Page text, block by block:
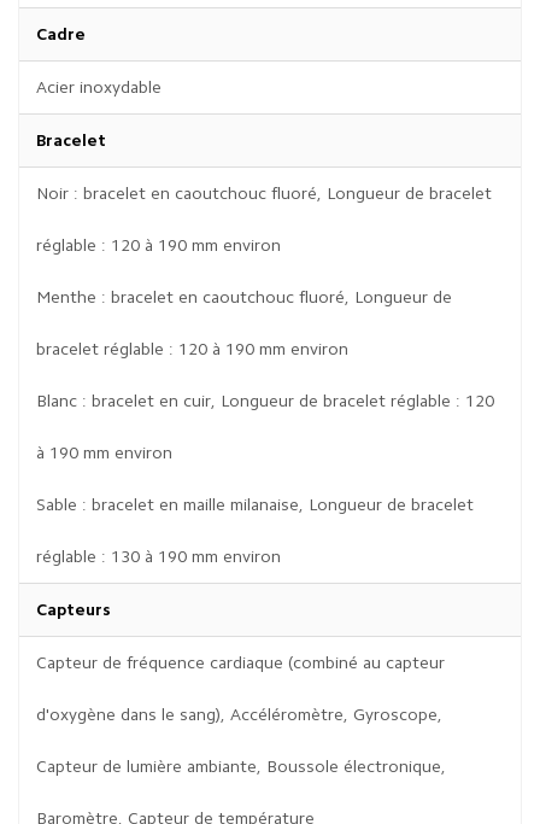
Cadre
Acier inoxydable
Bracelet
Noir : bracelet en caoutchouc fluoré, Longueur de bracelet
réglable : 120 à 190 mm environ
Menthe : bracelet en caoutchouc fluoré, Longueur de
bracelet réglable : 120 à 190 mm environ
Blanc : bracelet en cuir, Longueur de bracelet réglable : 120
à 190 mm environ
Sable : bracelet en maille milanaise, Longueur de bracelet
réglable : 130 à 190 mm environ
Capteurs
Capteur de fréquence cardiaque (combiné au capteur
d'oxygène dans le sang), Accéléromètre, Gyroscope,
Capteur de lumière ambiante, Boussole électronique,
Baromètre, Capteur de température